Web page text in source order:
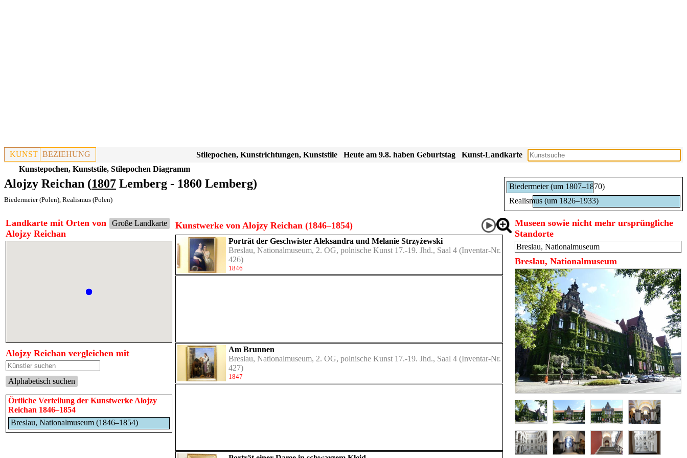
KUNST BEZIEHUNG Kunst-Landkarte
Heute am 9.8. haben Geburtstag
Stilepochen, Kunstrichtungen, Kunststile
Kunstepochen, Kunststile, Stilepochen Diagramm
Biedermeier (um 1807–1870)
Realismus (um 1826–1933)
Alojzy Reichan (1807 Lemberg - 1860 Lemberg)
Biedermeier (Polen), Realismus (Polen)
Große Landkarte
Landkarte mit Orten von
Alojzy Reichan
Alojzy Reichan vergleichen mit
Alphabetisch suchen
Örtliche Verteilung der Kunstwerke Alojzy
Reichan 1846–1854
Breslau, Nationalmuseum (1846–1854)
Kunstwerke von Alojzy Reichan (1846–1854)
Porträt der Geschwister Aleksandra und Melanie Strzyżewski
Breslau, Nationalmuseum, 2. OG, polnische Kunst 17.-19. Jhd., Saal 4 (Inventar-Nr.
426)
1846
Am Brunnen
Breslau, Nationalmuseum, 2. OG, polnische Kunst 17.-19. Jhd., Saal 4 (Inventar-Nr.
427)
1847
Museen sowie nicht mehr ursprüngliche
Standorte
Breslau, Nationalmuseum
Breslau, Nationalmuseum